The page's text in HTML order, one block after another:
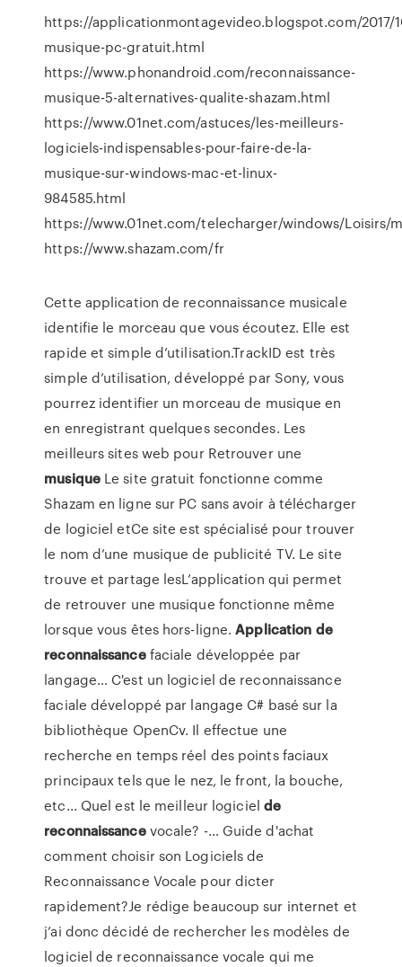
https://applicationmontagevideo.blogspot.com/2017/
musique-pc-gratuit.html
https://www.phonandroid.com/reconnaissance-
musique-5-alternatives-qualite-shazam.html
https://www.01net.com/astuces/les-meilleurs-
logiciels-indispensables-pour-faire-de-la-
musique-sur-windows-mac-et-linux-
984585.html
https://www.01net.com/telecharger/windows/Loisirs/
https://www.shazam.com/fr
Cette application de reconnaissance musicale
identifie le morceau que vous écoutez. Elle est
rapide et simple d’utilisation.TrackID est très
simple d’utilisation, développé par Sony, vous
pourrez identifier un morceau de musique en
en enregistrant quelques secondes. Les
meilleurs sites web pour Retrouver une
musiqueLe site gratuit fonctionne comme
Shazam en ligne sur PC sans avoir à télécharger
de logiciel etCe site est spécialisé pour trouver
le nom d’une musique de publicité TV. Le site
trouve et partage lesL’application qui permet
de retrouver une musique fonctionne même
lorsque vous êtes hors-ligne.Application de
reconnaissancefaciale développée par
langage… C'est un logiciel de reconnaissance
faciale développé par langage C# basé sur la
bibliothèque OpenCv. Il effectue une
recherche en temps réel des points faciaux
principaux tels que le nez, le front, la bouche,
etc... Quel est le meilleur logiciel de
reconnaissancevocale? -… Guide d'achat
comment choisir son Logiciels de
Reconnaissance Vocale pour dicter
rapidement?Je rédige beaucoup sur internet et
j’ai donc décidé de rechercher les modèles de
logiciel de reconnaissance vocale qui me